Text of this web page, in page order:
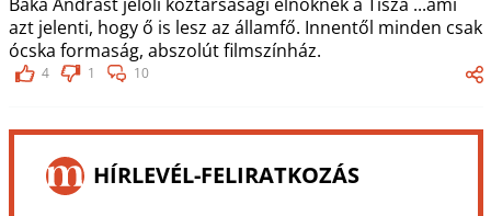
azt jelenti, hogy ő is lesz az államfő. Innentől minden csak
ócska formaság, abszolút filmszínház.
4 1 10
HÍRLEVÉL-FELIRATKOZÁS